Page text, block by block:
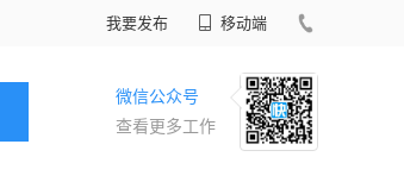
我要发布 移动端
微信公众号
查看更多工作